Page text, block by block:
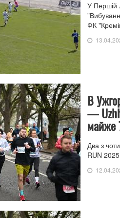
У Першій
ФК
В
—
майже
Два з
RUN